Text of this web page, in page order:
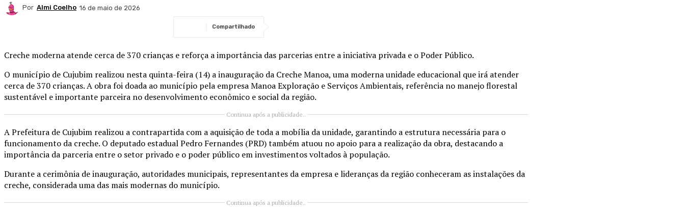
Por Almi Coelho 16 de maio de 2026
Compartilhado
Creche moderna atende cerca de 370 crianças e reforça a importância das parcerias entre a iniciativa privada e o Poder Público.
O município de Cujubim realizou nesta quinta-feira (14) a inauguração da Creche Manoa, uma moderna unidade educacional que irá atender
cerca de 370 crianças. A obra foi doada ao município pela empresa Manoa Exploração e Serviços Ambientais, referência no manejo florestal
sustentável e importante parceira no desenvolvimento econômico e social da região.
Continua após a publicidade..
A Prefeitura de Cujubim realizou a contrapartida com a aquisição de toda a mobília da unidade, garantindo a estrutura necessária para o
funcionamento da creche. O deputado estadual Pedro Fernandes (PRD) também atuou no apoio para a realização da obra, destacando a
importância da parceria entre o setor privado e o poder público em investimentos voltados à população.
Durante a cerimônia de inauguração, autoridades municipais, representantes da empresa e lideranças da região conheceram as instalações da
creche, considerada uma das mais modernas do município.
Continua após a publicidade..